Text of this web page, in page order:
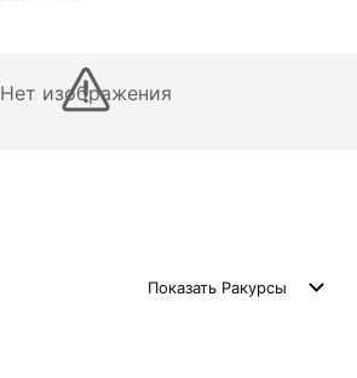
Нет изображения
Показать Ракурсы